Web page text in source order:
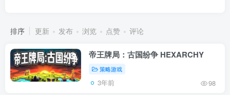
排序 更新 发布 浏览 点赞 评论
帝王牌局：古国纷争 HEXARCHY
策略游戏
3年前 98